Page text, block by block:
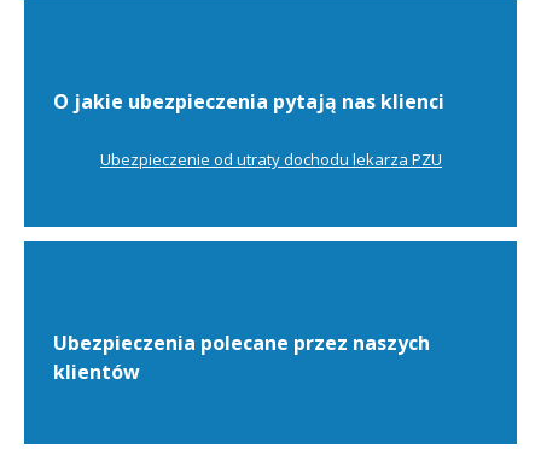
O jakie ubezpieczenia pytają nas klienci
Ubezpieczenie od utraty dochodu lekarza PZU
Ubezpieczenia polecane przez naszych
klientów